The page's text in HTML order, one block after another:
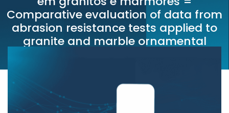
Comparative evaluation of data from
abrasion resistance tests applied to
granite and marble ornamental